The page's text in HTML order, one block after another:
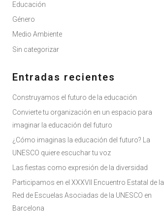
Educación
Género
Medio Ambiente
Sin categorizar
Entradas recientes
Construyamos el futuro de la educación
Convierte tu organización en un espacio para
imaginar la educación del futuro
¿Cómo imaginas la educación del futuro? La
UNESCO quiere escuchar tu voz
Las fiestas como expresión de la diversidad
Participamos en el XXXVII Encuentro Estatal de la
Red de Escuelas Asociadas de la UNESCO en
Barcelona